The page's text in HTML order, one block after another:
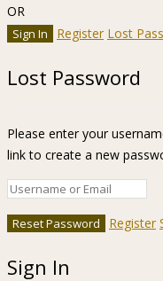
OR
Register Lost
Lost Password
Please enter your
link to create a new
Register
Sign In